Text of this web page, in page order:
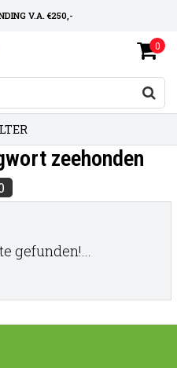
V.A. €250,-
OP MAAT
0
zeehonden
gefunden!...